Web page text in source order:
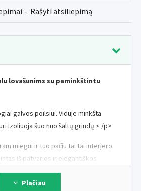
- Rašyti atsiliepimą
lovašunims su paminkštintu
galvos poilsiui. Viduje minkšta
izoliuoja šuo nuo šaltų grindų.< /p>
miegui ir tuo pačiu tai tai interjero
iš patvarios ir elegantiškos
pabaiga.
Plačiau